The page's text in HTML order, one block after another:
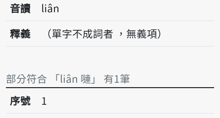
音讀
liân
釋義
（單字不成詞者 ，無義項）
部分符合 「liân 嗹」 有1筆
序號1咖哩嗹囉
序號
1